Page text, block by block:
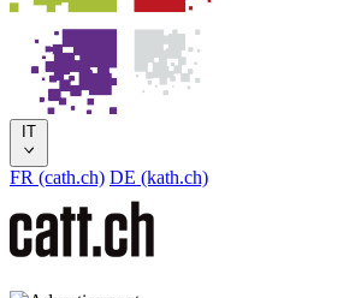
IT
FR (cath.ch) DE (kath.ch)